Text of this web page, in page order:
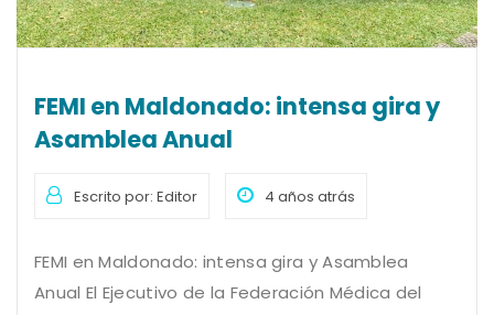
FEMI en Maldonado: intensa gira y
Asamblea Anual
Escrito por: Editor 4 años atrás
FEMI en Maldonado: intensa gira y Asamblea
Anual El Ejecutivo de la Federación Médica del